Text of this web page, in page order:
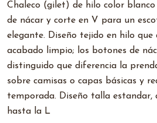
Chaleco (gilet) de hilo color
de nácar y corte en V para un
elegante. Diseño tejido en hilo
acabado limpio; los botones de
distinguido que diferencia la
sobre camisas o capas básicas y
temporada. Diseño talla estandar,
hasta la L